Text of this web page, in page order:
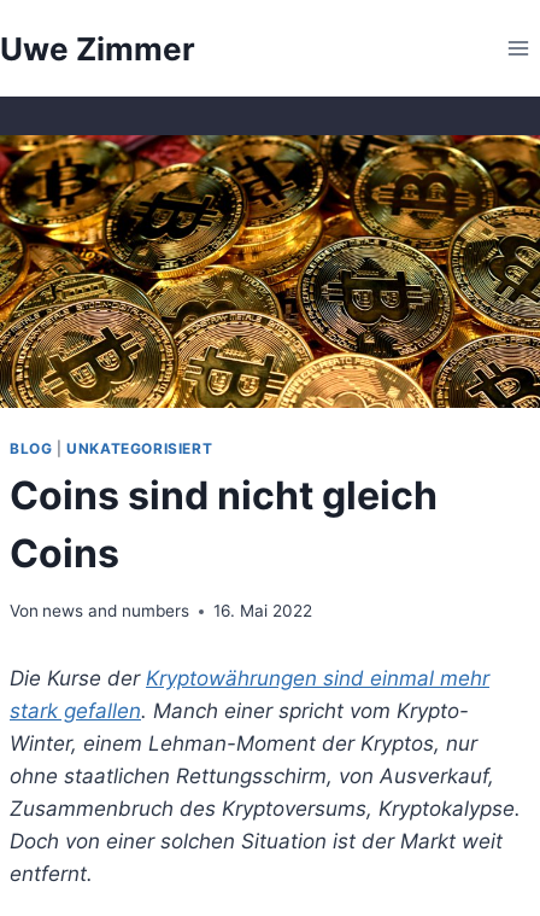
Inhalt
Uwe Zimmer
BLOG |UNKATEGORISIERT
Coins sind nicht gleich
Coins
Von news and numbers 16. Mai 2022
Die Kurse der Kryptowährungen sind einmal mehr
stark gefallen. Manch einer spricht vom Krypto-
Winter, einem Lehman-Moment der Kryptos, nur
ohne staatlichen Rettungsschirm, von Ausverkauf,
Zusammenbruch des Kryptoversums, Kryptokalypse.
Doch von einer solchen Situation ist der Markt weit
entfernt.